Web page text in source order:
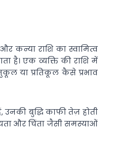
कन्या राशि का स्वामित्व
है। एक व्यक्ति की राशि में
या प्रतिकूल कैसे प्रभाव
उनकी बुद्धि काफी तेज़ होती
और चिंता जैसी समस्याओं